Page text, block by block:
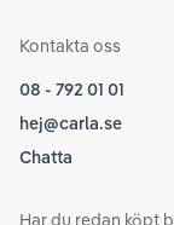
Kontakta oss
08 - 792 01 01
hej@carla.se
Chatta
Har du redan köpt